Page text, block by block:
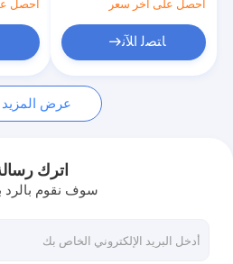
أخبار
الميكروويف استشعار الحركة
أحصل
أحصل على آخر سعر
ﺎﺘﺼﻟ ﺍﻶﻧ
عرض المزيد
اترك
سوف نقوم بالرد